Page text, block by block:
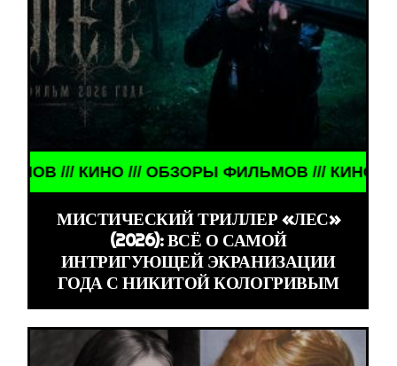
ФИЛЬМОВ /// КИНО /// ОБЗОРЫ ФИЛЬМОВ ///
МИСТИЧЕСКИЙ ТРИЛЛЕР «ЛЕС»
(2026): ВСЁ О САМОЙ
ИНТРИГУЮЩЕЙ ЭКРАНИЗАЦИИ
ГОДА С НИКИТОЙ КОЛОГРИВЫМ